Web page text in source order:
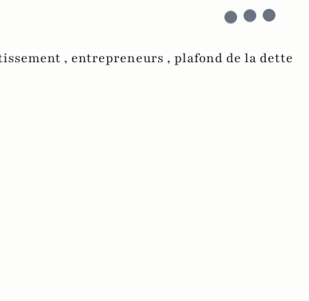
, entrepreneurs , plafond de la dette